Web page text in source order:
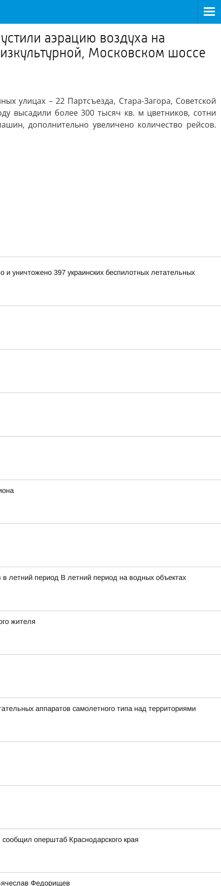
аэрацию воздуха на
Московском шоссе
улицах – 22 Партсъезда, Стара-Загора, Советской
высадили более 300 тысяч кв. м цветников, сотни
дополнительно увеличено количество рейсов.
уничтожено 397 украинских беспилотных летательных
летний период В летний период на водных объектах
жителя
аппаратов самолетного типа над территориями
оперштаб Краснодарского края
Федорищев